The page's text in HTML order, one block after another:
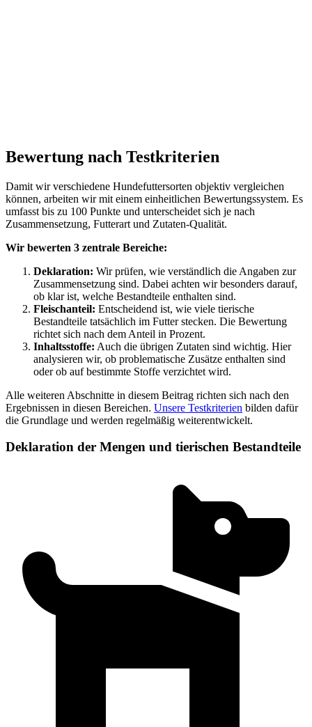
Bewertung nach Testkriterien
Damit wir verschiedene Hundefuttersorten objektiv vergleichen
können, arbeiten wir mit einem einheitlichen Bewertungssystem. Es
umfasst bis zu 100 Punkte und unterscheidet sich je nach
Zusammensetzung, Futterart und Zutaten-Qualität.
Wir bewerten 3 zentrale Bereiche:
Deklaration: Wir prüfen, wie verständlich die Angaben zur
Zusammensetzung sind. Dabei achten wir besonders darauf,
ob klar ist, welche Bestandteile enthalten sind.
Fleischanteil: Entscheidend ist, wie viele tierische
Bestandteile tatsächlich im Futter stecken. Die Bewertung
richtet sich nach dem Anteil in Prozent.
Inhaltsstoffe: Auch die übrigen Zutaten sind wichtig. Hier
analysieren wir, ob problematische Zusätze enthalten sind
oder ob auf bestimmte Stoffe verzichtet wird.
Alle weiteren Abschnitte in diesem Beitrag richten sich nach den
Ergebnissen in diesen Bereichen. Unsere Testkriterien bilden dafür
die Grundlage und werden regelmäßig weiterentwickelt.
Deklaration der Mengen und tierischen Bestandteile